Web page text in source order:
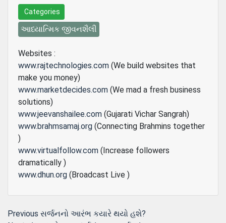
Categories
આધ્યાત્મિક જીવનશૈલી
Websites :
www.rajtechnologies.com (We build websites that
make you money)
www.marketdecides.com (We mad a fresh business
solutions)
www.jeevanshailee.com (Gujarati Vichar Sangrah)
www.brahmsamaj.org (Connecting Brahmins together
)
www.virtualfollow.com (Increase followers
dramatically )
www.dhun.org (Broadcast Live )
Post
Previous Previous
સર્જનનો આરંભ કયારે થયો હશે?